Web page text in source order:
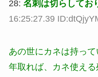
28: 名刺は切らしてお
16:25:27.39
あの世にカネは持って
年取れば、カネ使える